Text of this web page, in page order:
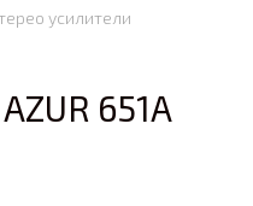
усилители
651A